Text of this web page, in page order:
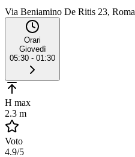
Via Beniamino De Ritis 23, Roma
Orari
Giovedì
05:30 - 01:30
H max
2.3 m
Voto
4.9/5